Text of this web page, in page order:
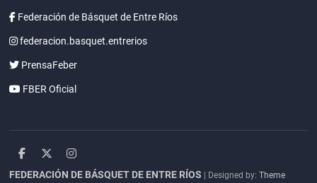
Federación de Básquet de Entre Ríos
federacion.basquet.entrerios
PrensaFeber
FBER Oficial
facebook
twitterinstagram
FEDERACIÓN DE BÁSQUET DE ENTRE RÍOS
| Designed by:Theme